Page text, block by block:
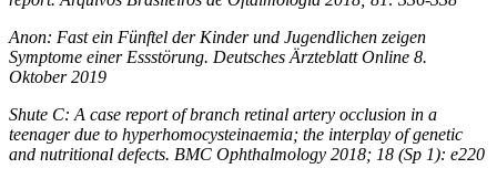
Anon: Fast ein Fünftel der Kinder und Jugendlichen zeigen
Symptome einer Essstörung. Deutsches Ärzteblatt Online 8.
Oktober 2019
Shute C: A case report of branch retinal artery occlusion in a
teenager due to hyperhomocysteinaemia; the interplay of genetic
and nutritional defects. BMC Ophthalmology 2018; 18 (Sp 1): e220